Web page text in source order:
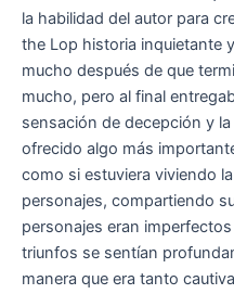
la habilidad del autor para
the Lop historia inquietante
mucho después de que
mucho, pero al final
sensación de decepción y
ofrecido algo más
como si estuviera viviendo
personajes, compartiendo
personajes eran
triunfos se sentían
manera que era tanto